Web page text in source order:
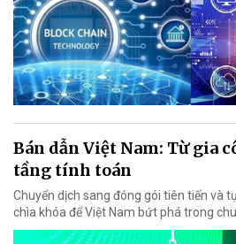
Bán dẫn Việt Nam: Từ gia
tầng tính toán
Chuyển dịch sang đóng gói tiên tiến và
chìa khóa để Việt Nam bứt phá trong